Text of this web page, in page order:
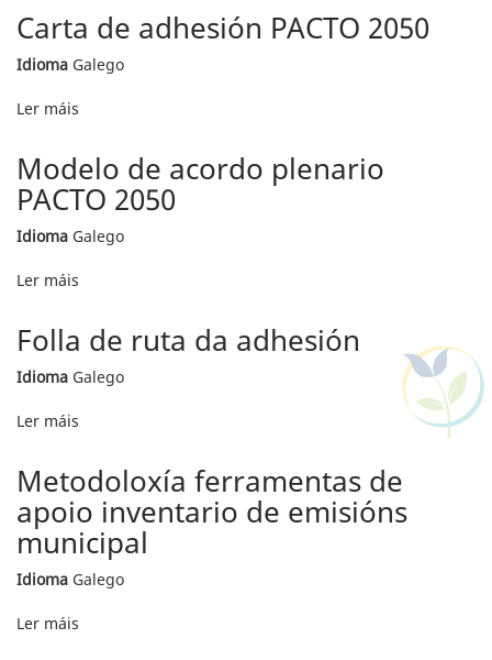
Ficha
de
datos
de
Carta de adhesión PACTO 2050
Idioma Galego
Ler máis
Carta
de
adhesión
2050
Modelo de acordo plenario
PACTO 2050
Idioma Galego
Ler máis
Modelo
de
acordo
plenario
Folla de ruta da adhesión
Idioma Galego
Ler máis
Folla
de
ruta
da
adhesión
Metodoloxía ferramentas de
apoio inventario de emisións
municipal
Idioma Galego
Ler máis